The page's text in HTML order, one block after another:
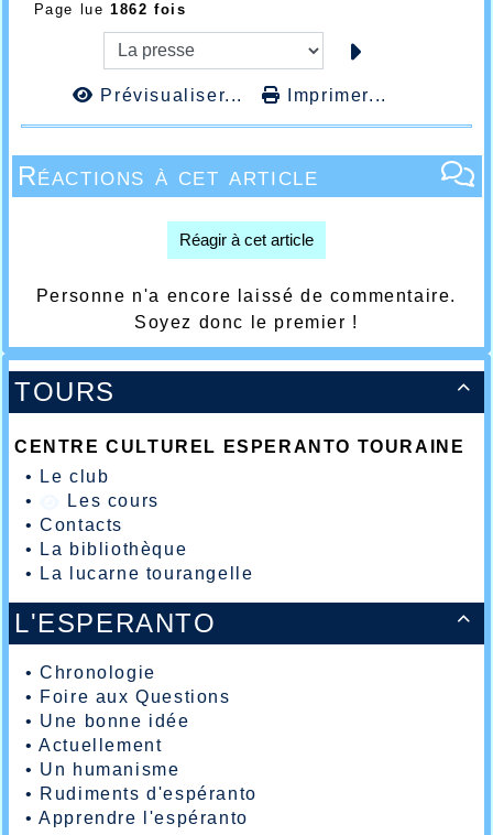

TOURS
CENTRE CULTUREL ESPERANTO TOURAINE
•
Le club
•
Les cours
•Contacts
•
La bibliothèque
•
La lucarne tourangelle

L'ESPERANTO
•Chronologie
• Foire aux Questions
• Une bonne idée
•Actuellement
• Un humanisme
• Rudiments d'espéranto
•Apprendre l'espéranto
Page lue 1862 fois
Prévisualiser... Imprimer...
Réactions à cet article
Réagir à cet article
Personne n'a encore laissé de commentaire.
Soyez donc le premier !